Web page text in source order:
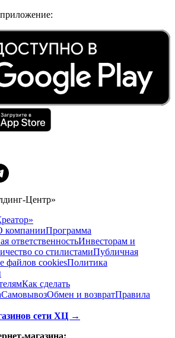
Центр»
компанииПрограмма
ответственностьИнвесторам и
со стилистамиПубличная
файлов cookiesПолитика
Как сделать
CамовывозОбмен и возвратПравила
сети ХЦ →
магазина: